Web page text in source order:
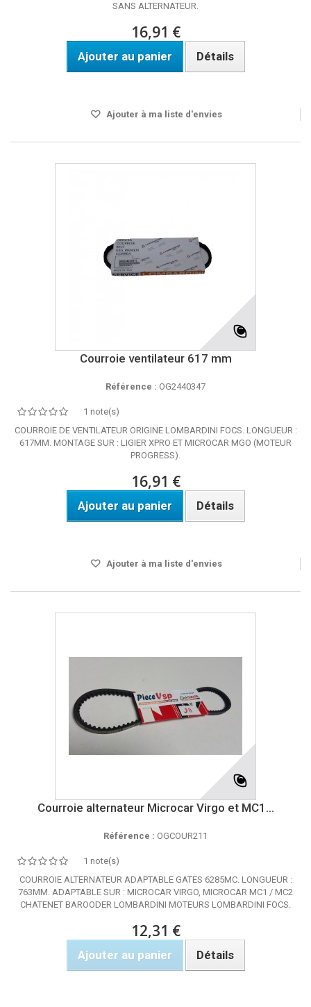
SANS ALTERNATEUR.
16,91 €
Ajouter au panier Détails
Ajouter à ma liste d'envies
Courroie ventilateur 617 mm
Référence : OG2440347
1 note(s)
COURROIE DE VENTILATEUR ORIGINE LOMBARDINI FOCS. LONGUEUR :
617MM. MONTAGE SUR : LIGIER XPRO ET MICROCAR MGO (MOTEUR
PROGRESS).
16,91 €
Ajouter au panier Détails
Ajouter à ma liste d'envies
Courroie alternateur Microcar Virgo et MC1...
Référence : OGCOUR211
1 note(s)
COURROIE ALTERNATEUR ADAPTABLE GATES 6285MC. LONGUEUR :
763MM. ADAPTABLE SUR : MICROCAR VIRGO, MICROCAR MC1 / MC2
CHATENET BAROODER LOMBARDINI MOTEURS LOMBARDINI FOCS.
12,31 €
Ajouter au panier Détails